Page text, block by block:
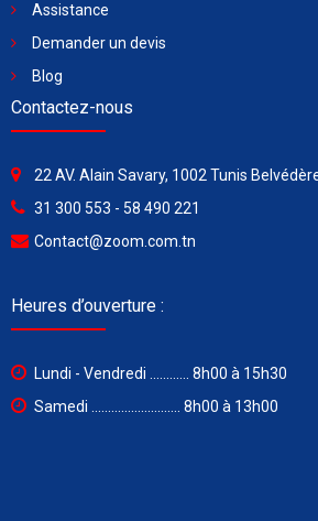
Assistance
Demander un devis
Blog
Contactez-nous
22 AV. Alain Savary, 1002 Tunis
31 300 553 - 58 490 221
Contact@zoom.com.tn
Heures d’ouverture :
Lundi - Vendredi ............ 8h00 à 15h30
Samedi ........................... 8h00 à 13h00